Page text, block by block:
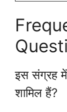
इस संग्रह
शामिल हैं?